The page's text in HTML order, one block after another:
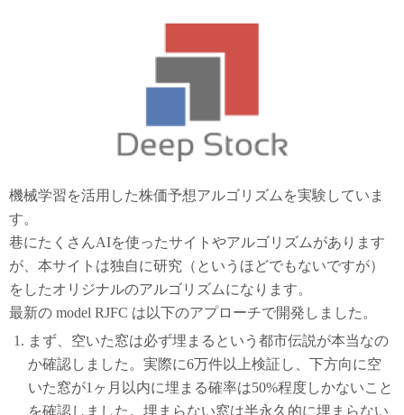
機械学習を活用した株価予想アルゴリズムを実験していま
す。
巷にたくさんAIを使ったサイトやアルゴリズムがあります
が、本サイトは独自に研究（というほどでもないですが）
をしたオリジナルのアルゴリズムになります。
最新の model RJFC は以下のアプローチで開発しました。
まず、空いた窓は必ず埋まるという都市伝説が本当なの
か確認しました。実際に6万件以上検証し、下方向に空
いた窓が1ヶ月以内に埋まる確率は50%程度しかないこと
を確認しました。埋まらない窓は半永久的に埋まらない